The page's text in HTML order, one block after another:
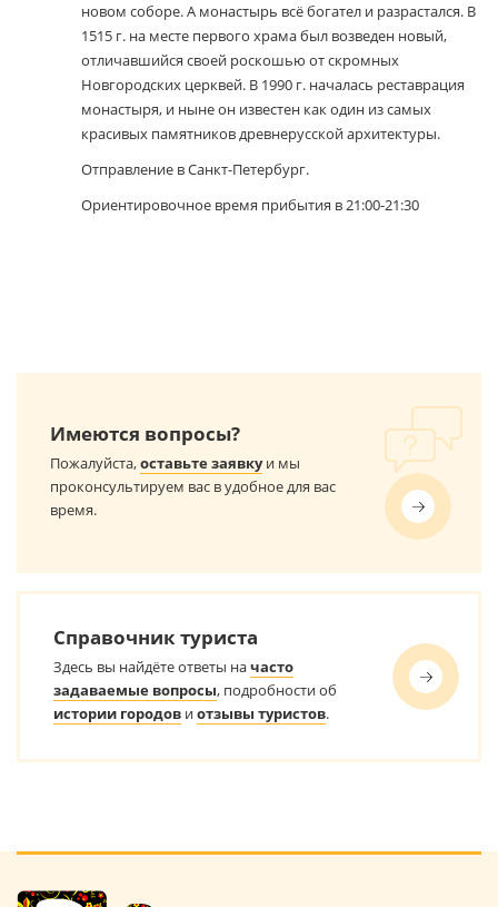
новом соборе. А монастырь всё богател и разрастался. В
1515 г. на месте первого храма был возведен новый,
отличавшийся своей роскошью от скромных
Новгородских церквей. В 1990 г. началась реставрация
монастыря, и ныне он известен как один из самых
красивых памятников древнерусской архитектуры.
Отправление в Санкт-Петербург.
Ориентировочное время прибытия в 21:00-21:30
Имеются вопросы?
Пожалуйста,оставьте заявкуи мы
проконсультируем вас в удобное для вас
время.
Справочник туриста
Здесь вы найдёте ответы начасто
задаваемые вопросы, подробности об
истории городов иотзывы туристов.